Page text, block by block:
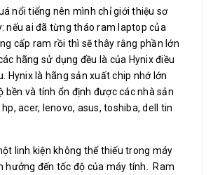
nổi tiếng nên mình chỉ giới thiệu sơ
nếu ai đã từng tháo ram laptop của
cấp ram rồi thì sẽ thây rằng phần lớn
hãng sử dụng đều là của Hynix điều
Hynix là hãng sản xuất chip nhớ lớn
bền và tính ổn định được các nhà sản
acer, lenovo, asus, toshiba, dell tin
linh kiện không thể thiếu trong máy
hưởng đến tốc độ của máy tính. Ram